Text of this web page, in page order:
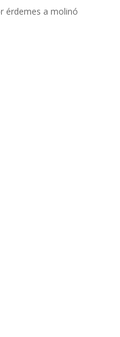
érdemes a molinó